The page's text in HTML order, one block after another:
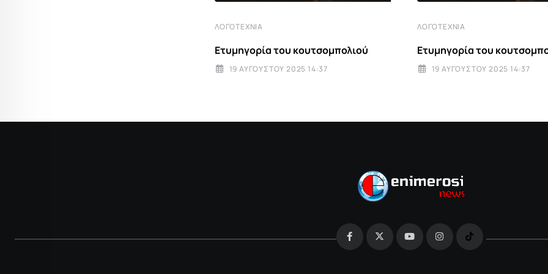
ΛΟΓΟΤΕΧΝΊΑ
Ετυμηγορία του κουτσομπολιού
19 ΑΥΓΟΎΣΤΟΥ 2025 14:37
ΛΟΓΟΤΕΧΝΊΑ
Ετυμηγορία του
19 ΑΥΓΟΎΣΤΟΥ 2025 14:37